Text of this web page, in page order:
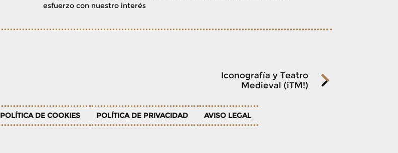
esfuerzo con nuestro interés
Iconografía y Teatro
Medieval (iTM!)
POLÍTICA DE COOKIES POLÍTICA DE PRIVACIDAD AVISO LEGAL